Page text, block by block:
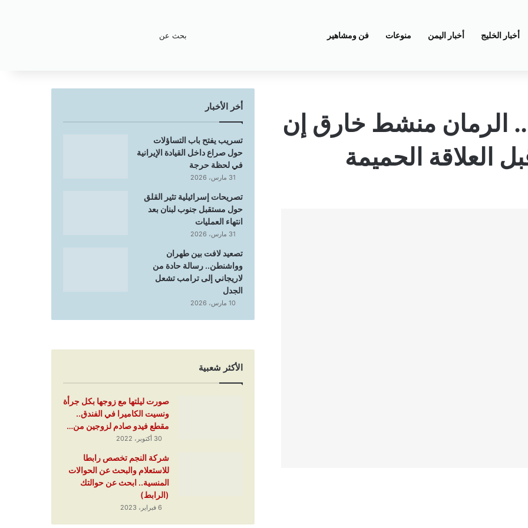
أخبار الخليج أخبار اليمن منوعات فن ومشاهير
الرمان منشط خارق إن
العلاقة الحميمة
أخر الأخبار
تسريب يفتح باب التساؤلات
حول صراع داخل القيادة الإيرانية
في لحظة حرجة
31 مارس، 2026
تصريحات إسرائيلية تثير القلق
حول مستقبل جنوب لبنان بعد
انتهاء العمليات
31 مارس، 2026
تصعيد لافت بين طهران
وواشنطن.. رسالة حادة من
لاريجاني إلى ترامب تشعل
الجدل
10 مارس، 2026
الأكثر شعبية
صورت ليلتها مع زوجها بكل جرأة
ونسيت الكاميرا في الفندق..
مقطع فيدو صادم لزوجين من…
30 أكتوبر، 2022
شركة النجم تخصص رابطا
للاستعلام والبحث عن الحوالات
المنسية.. ابحث عن حوالتك
(الرابط)
6 فبراير، 2023